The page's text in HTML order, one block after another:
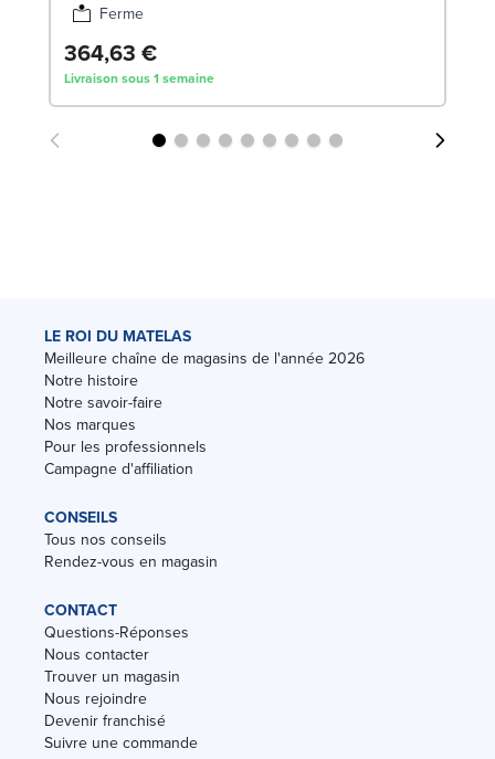
Ferme
364,63 €
Livraison sous 1 semaine
LE ROI DU MATELAS
Meilleure chaîne de magasins de l'année 2026
Notre histoire
Notre savoir-faire
Nos marques
Pour les professionnels
Campagne d'affiliation
CONSEILS
Tous nos conseils
Rendez-vous en magasin
CONTACT
Questions-Réponses
Nous contacter
Trouver un magasin
Nous rejoindre
Devenir franchisé
Suivre une commande